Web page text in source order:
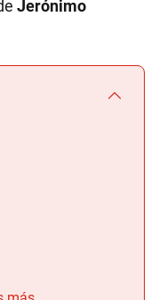
Jerónimo